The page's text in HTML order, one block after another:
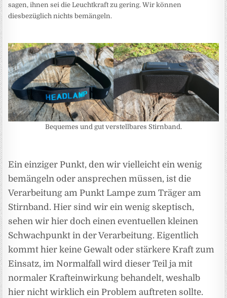
sagen, ihnen sei die Leuchtkraft zu gering. Wir können
diesbezüglich nichts bemängeln.
Bequemes und gut verstellbares Stirnband.
Ein einziger Punkt, den wir vielleicht ein wenig
bemängeln oder ansprechen müssen, ist die
Verarbeitung am Punkt Lampe zum Träger am
Stirnband. Hier sind wir ein wenig skeptisch,
sehen wir hier doch einen eventuellen kleinen
Schwachpunkt in der Verarbeitung. Eigentlich
kommt hier keine Gewalt oder stärkere Kraft zum
Einsatz, im Normalfall wird dieser Teil ja mit
normaler Krafteinwirkung behandelt, weshalb
hier nicht wirklich ein Problem auftreten sollte.